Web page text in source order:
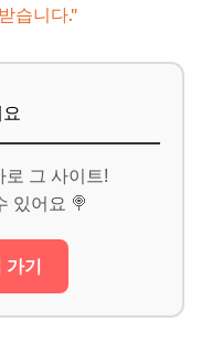
습니다."
로 그 사이트!
있어요 🍭
기